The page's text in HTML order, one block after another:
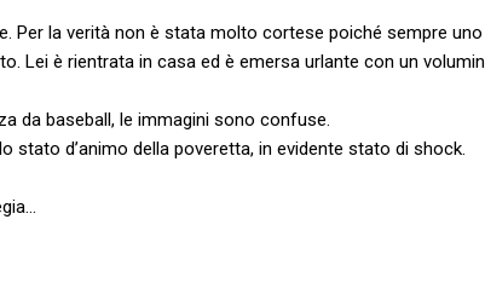
Per la verità non è stata molto cortese poiché sempre
Lei è rientrata in casa ed è emersa urlante con un
da baseball, le immagini sono confuse.
stato d’animo della poveretta, in evidente stato di shock.